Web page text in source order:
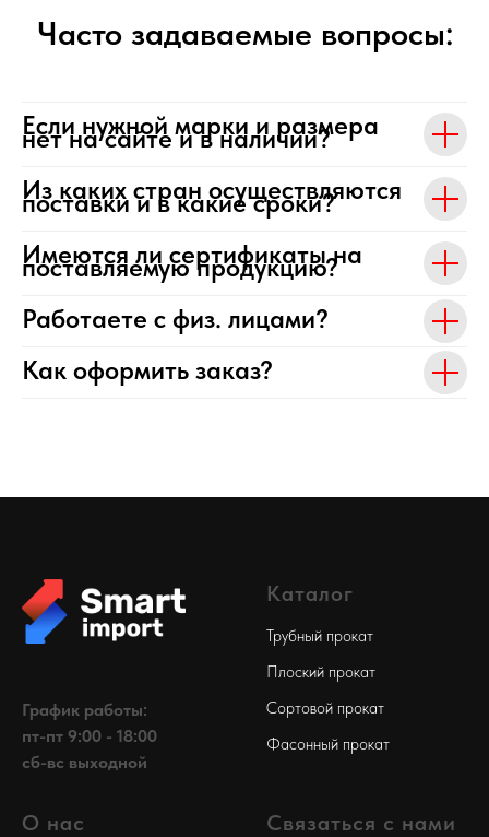
Часто задаваемые вопросы:
Если нужной марки и размера
нет на сайте и в наличии?
Из каких стран осуществляются
поставки и в какие сроки?
Имеются ли сертификаты на
поставляемую продукцию?
Работаете с физ. лицами?
Как оформить заказ?
График работы:
пт-пт 9:00 - 18:00
сб-вс выходной
Каталог
Трубный прокат
Плоский прокат
Сортовой прокат
Фасонный прокат
О нас Связаться с нами